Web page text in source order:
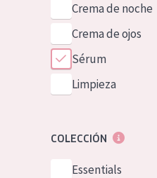
Crema de noche
Crema de ojos
Sérum
Limpieza
COLECCIÓN
Essentials